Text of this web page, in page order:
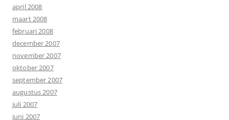
april 2008
maart 2008
februari 2008
december 2007
november 2007
oktober 2007
september 2007
augustus 2007
juli 2007
juni 2007